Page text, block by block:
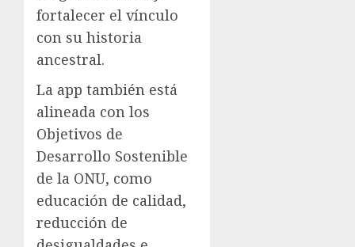
fortalecer el vínculo
con su historia
ancestral.
La app también está
alineada con los
Objetivos de
Desarrollo Sostenible
de la ONU, como
educación de calidad,
reducción de